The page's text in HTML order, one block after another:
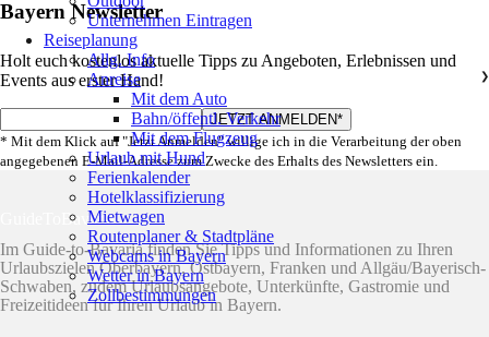
Bayern Newsletter
Holt euch kostenlos aktuelle Tipps zu Angeboten, Erlebnissen und
Events aus erster Hand!
* Mit dem Klick auf "Jetzt Anmelden" willige ich in die Verarbeitung der oben
angegebenen E-Mail-Adresse zum Zwecke des Erhalts des Newsletters ein.
GuideToBavaria
Im Guide-to-Bavaria finden Sie Tipps und Informationen zu Ihren
Urlaubszielen Oberbayern, Ostbayern, Franken und Allgäu/Bayerisch-
Schwaben, zudem Urlaubsangebote, Unterkünfte, Gastromie und
Freizeitideen für Ihren Urlaub in Bayern.
Unternehmen Eintragen
Reiseplanung
Allg. Info
Anreise
❯
Mit dem Auto
Bahn/öffentl. Verkehr
Mit dem Flugzeug
Urlaub mit Hund
Ferienkalender
Hotelklassifizierung
Mietwagen
Routenplaner & Stadtpläne
Webcams in Bayern
Wetter in Bayern
Zollbestimmungen